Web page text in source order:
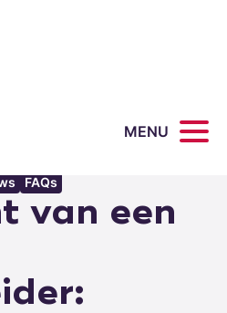
MENU
FAQs
van een